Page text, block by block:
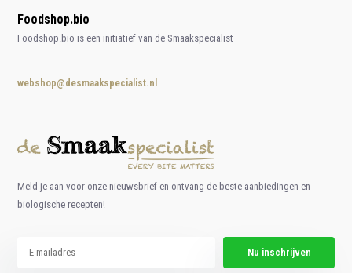
Foodshop.bio
Foodshop.bio is een initiatief van de Smaakspecialist
webshop@desmaakspecialist.nl
Meld je aan voor onze nieuwsbrief en ontvang de beste aanbiedingen en
biologische recepten!
Nu inschrijven